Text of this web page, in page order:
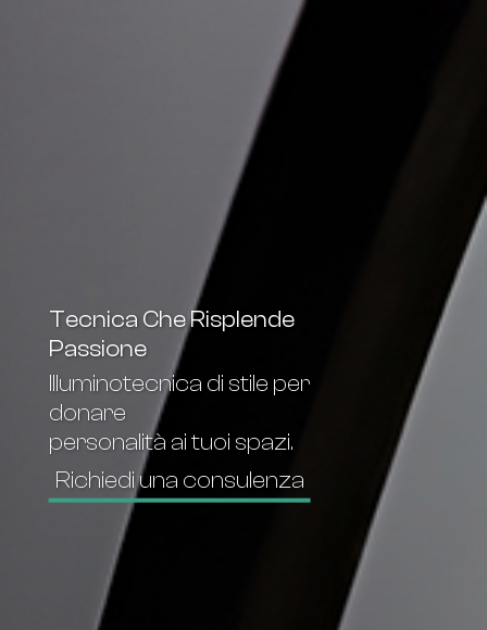
Tecnica Che Risplende
Passione
Illuminotecnica di stile per
donare
personalità ai tuoi spazi.
Richiedi una consulenza